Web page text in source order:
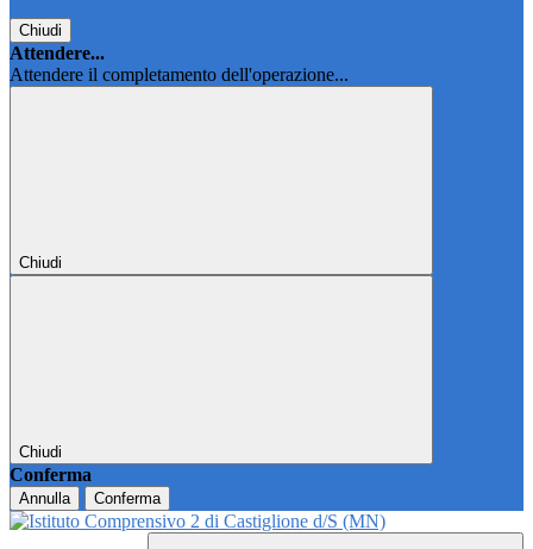
Chiudi
Attendere...
Attendere il completamento dell'operazione...
Chiudi
Chiudi
Conferma
Annulla Conferma